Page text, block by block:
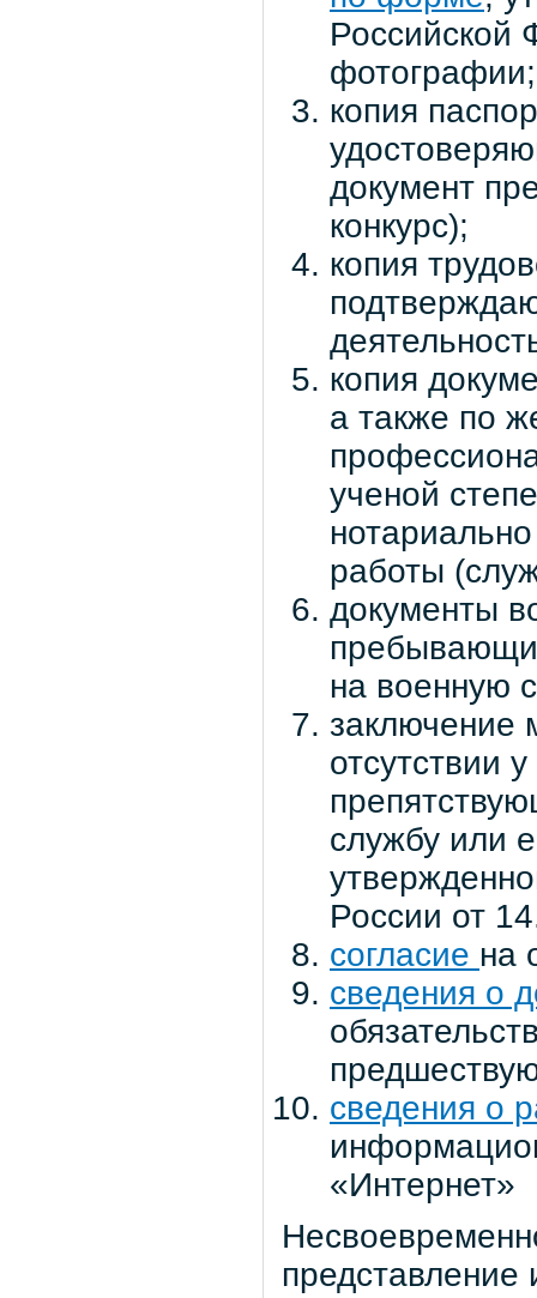
Российской
фотографии;
копия
документ
конкурс);
копия
копия
а также по
ученой
работы
документы
на военную
заключение
отсутствии
службу или
России от
согласие на
сведения о
сведения о
«Интернет»